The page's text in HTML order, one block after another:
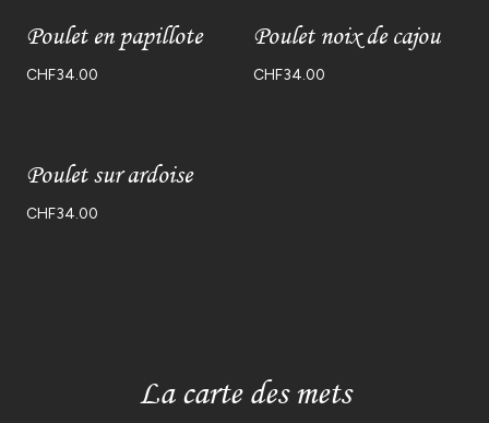
Poulet en papillote
CHF34.00
Poulet noix de cajou
CHF34.00
Poulet sur ardoise
CHF34.00
La carte des mets